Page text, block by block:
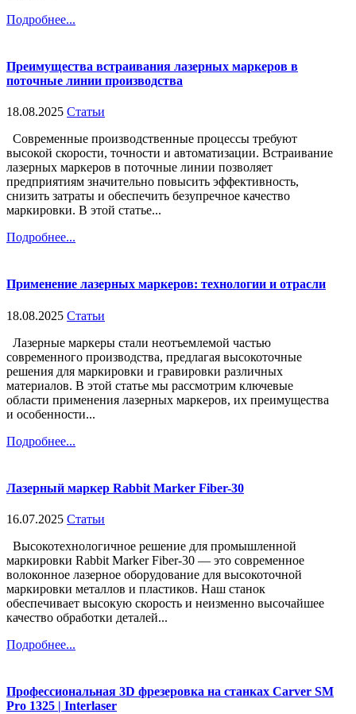
Подробнее...
Преимущества встраивания лазерных маркеров в
поточные линии производства
18.08.2025 Статьи
Современные производственные процессы требуют
высокой скорости, точности и автоматизации. Встраивание
лазерных маркеров в поточные линии позволяет
предприятиям значительно повысить эффективность,
снизить затраты и обеспечить безупречное качество
маркировки. В этой статье...
Подробнее...
Применение лазерных маркеров: технологии и отрасли
18.08.2025 Статьи
Лазерные маркеры стали неотъемлемой частью
современного производства, предлагая высокоточные
решения для маркировки и гравировки различных
материалов. В этой статье мы рассмотрим ключевые
области применения лазерных маркеров, их преимущества
и особенности...
Подробнее...
Лазерный маркер Rabbit Marker Fiber-30
16.07.2025 Статьи
Высокотехнологичное решение для промышленной
маркировки Rabbit Marker Fiber-30 — это современное
волоконное лазерное оборудование для высокоточной
маркировки металлов и пластиков. Наш станок
обеспечивает высокую скорость и неизменно высочайшее
качество обработки деталей...
Подробнее...
Профессиональная 3D фрезеровка на станках Carver SM
Pro 1325 | Interlaser